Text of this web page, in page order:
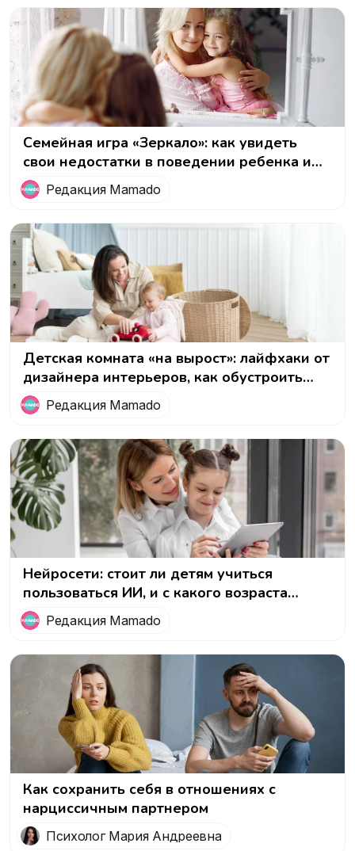
Семейная игра «Зеркало»: как увидеть
свои недостатки в поведении ребенка и
начать меняться
Редакция Mamado
Детская комната «на вырост»: лайфхаки от
дизайнера интерьеров, как обустроить
дом, в котором растет ребенок
Редакция Mamado
Нейросети: стоит ли детям учиться
пользоваться ИИ, и с какого возраста
можно начинать обучение
Редакция Mamado
Как сохранить себя в отношениях с
нарциссичным партнером
Психолог Мария Андреевна